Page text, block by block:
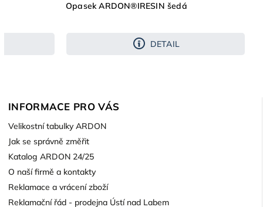
Opasek ARDON®IRESIN šedá
DETAIL
INFORMACE PRO VÁS
Velikostní tabulky ARDON
Jak se správně změřit
Katalog ARDON 24/25
O naší firmě a kontakty
Reklamace a vrácení zboží
Reklamační řád - prodejna Ústí nad Labem